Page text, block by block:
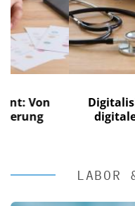
digitaler
LABOR